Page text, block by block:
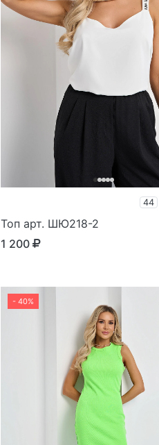
44
Топ арт. ШЮ218-2
1 200
- 40%